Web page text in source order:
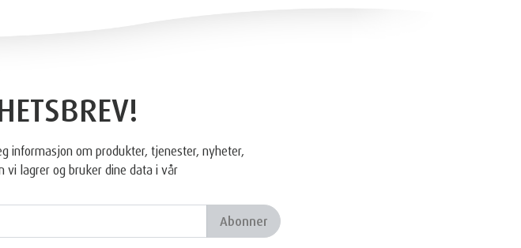
informasjon om produkter, tjenester, nyheter,
vi lagrer og bruker dine data i vår
Abonner